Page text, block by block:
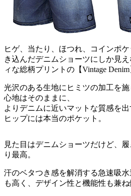
ヒゲ、当たり、ほつれ、コインポ
き込んだデニムショーツにしか見
ィな総柄プリントの【Vintage Denim
光沢のある生地にヒミツの加工を
心地はそのままに、
よりデニムに近いマットな質感を
ヒップには本当のポケット。
見た目はデニムショーツだけど、
り最高。
汗のベタつき感を解消する急速吸
も高く、デザイン性と機能性も兼ね